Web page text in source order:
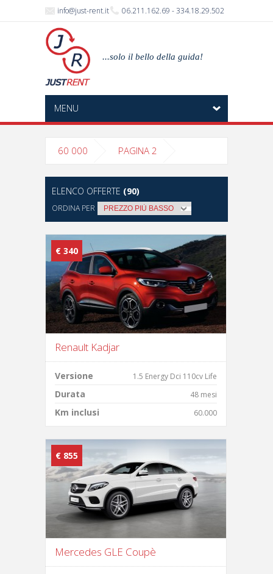
info@just-rent.it 06.211.162.69 - 334.18.29.502
...solo il bello della guida!
MENU
60 000 PAGINA 2
ELENCO OFFERTE (90)
ORDINA PER
€ 340
Renault Kadjar
Versione 1.5 Energy Dci 110cv Life
Durata 48 mesi
Km inclusi 60.000
€ 855
Mercedes GLE Coupè